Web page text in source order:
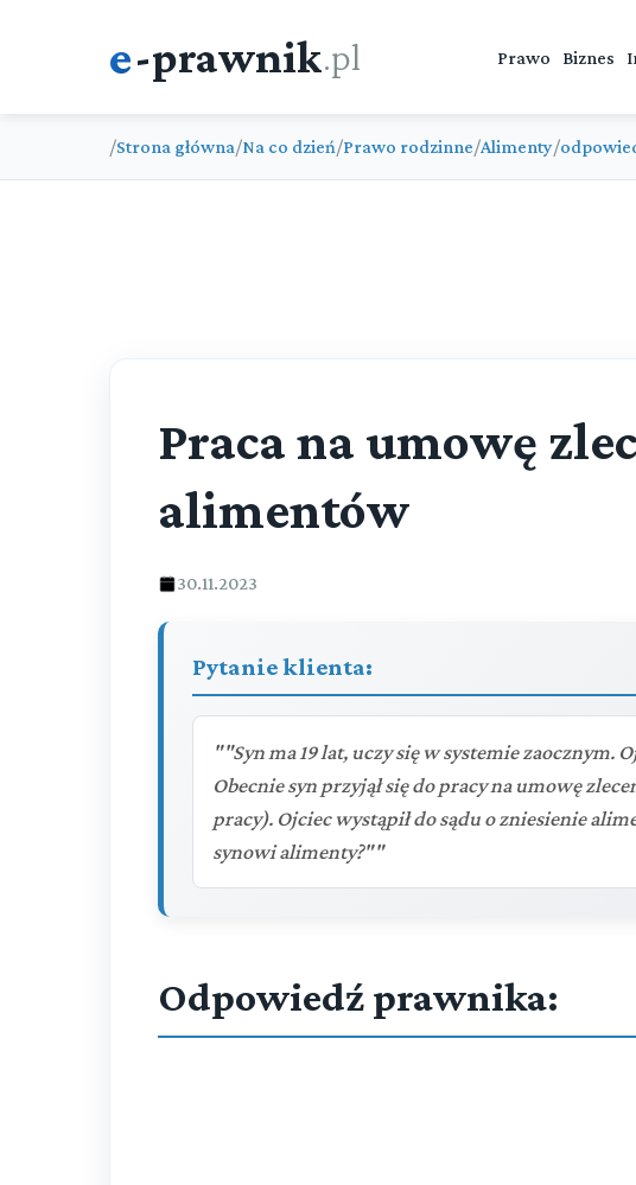
e-prawnik.pl Prawo Biznes
/Strona główna/Na co dzień/Prawo rodzinne/Alimenty/
Praca na umowę
alimentów
30.11.2023
Pytanie klienta:
""Syn ma 19 lat, uczy się w systemie zaocznym.
Obecnie syn przyjął się do pracy na umowę
pracy). Ojciec wystąpił do sądu o zniesienie
synowi alimenty?""
Odpowiedź prawnika: